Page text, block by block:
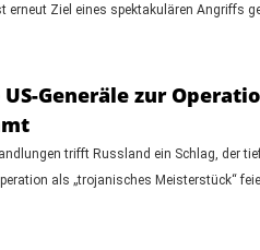
erneut Ziel eines spektakulären Angriffs
US-Generäle zur
trifft Russland ein Schlag, der
als „trojanisches Meisterstück“